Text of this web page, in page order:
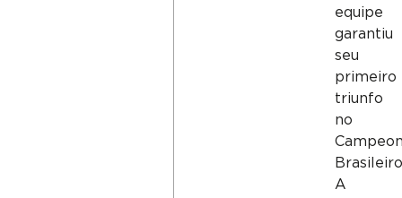
equipe
garantiu
seu
primeiro
triunfo
no
A